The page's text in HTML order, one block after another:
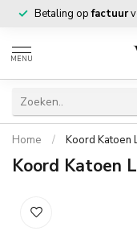
Betaling opfactuur
MENU
Home / Koord Katoen
Koord Katoen